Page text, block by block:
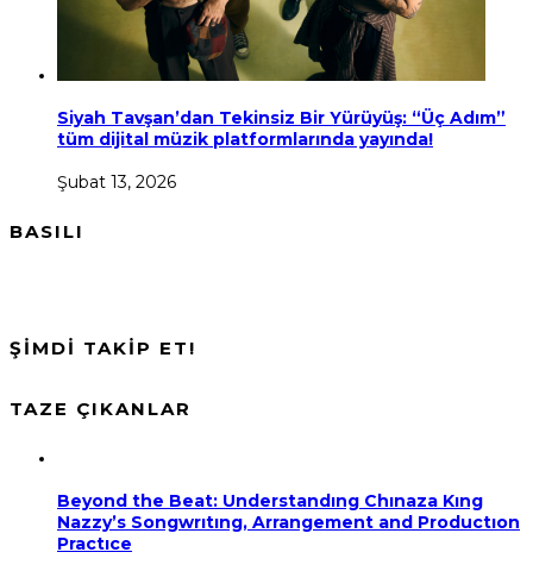
Siyah Tavşan’dan Tekinsiz Bir Yürüyüş: “Üç Adım”
tüm dijital müzik platformlarında yayında!
Şubat 13, 2026
BASILI
ŞİMDİ TAKİP ET!
TAZE ÇIKANLAR
Beyond the Beat: Understandıng Chınaza Kıng
Nazzy’s Songwrıtıng, Arrangement and Productıon
Practıce